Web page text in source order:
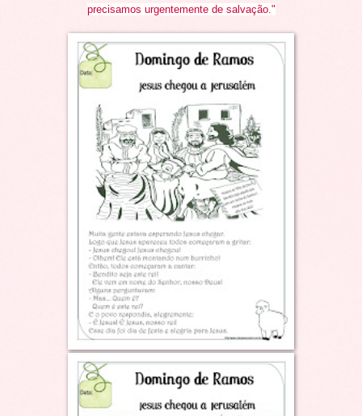
precisamos urgentemente de salvação."